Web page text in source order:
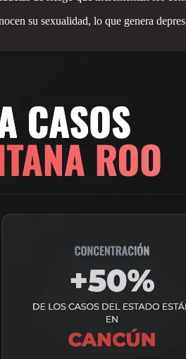
su sexualidad, lo que genera